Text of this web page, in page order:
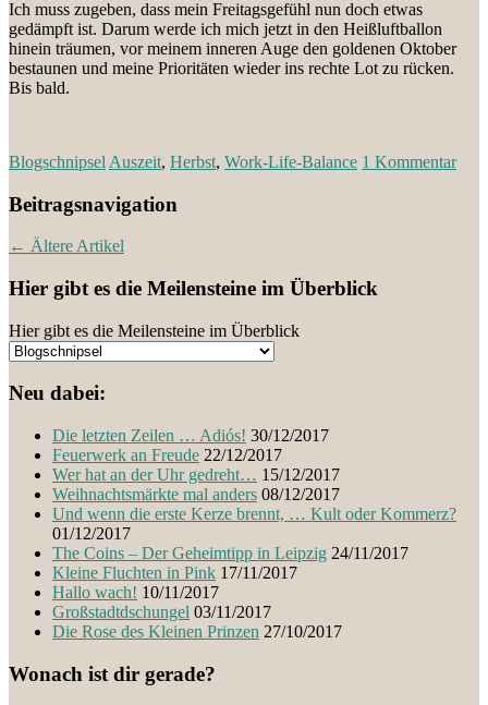
Ich muss zugeben, dass mein Freitagsgefühl nun doch etwas
gedämpft ist. Darum werde ich mich jetzt in den Heißluftballon
hinein träumen, vor meinem inneren Auge den goldenen Oktober
bestaunen und meine Prioritäten wieder ins rechte Lot zu rücken.
Bis bald.
Blogschnipsel Auszeit, Herbst, Work-Life-Balance 1 Kommentar
Beitragsnavigation
← Ältere Artikel
Hier gibt es die Meilensteine im Überblick
Hier gibt es die Meilensteine im Überblick
Neu dabei:
Die letzten Zeilen … Adiós! 30/12/2017
Feuerwerk an Freude 22/12/2017
Wer hat an der Uhr gedreht… 15/12/2017
Weihnachtsmärkte mal anders 08/12/2017
Und wenn die erste Kerze brennt, … Kult oder Kommerz?
01/12/2017
The Coins – Der Geheimtipp in Leipzig 24/11/2017
Kleine Fluchten in Pink 17/11/2017
Hallo wach! 10/11/2017
Großstadtdschungel 03/11/2017
Die Rose des Kleinen Prinzen 27/10/2017
Wonach ist dir gerade?